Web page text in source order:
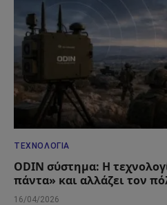
ΤΕΧΝΟΛΟΓΊΑ
ODIN σύστημα: Η
πάντα» και αλλάζει τον
16/04/2026